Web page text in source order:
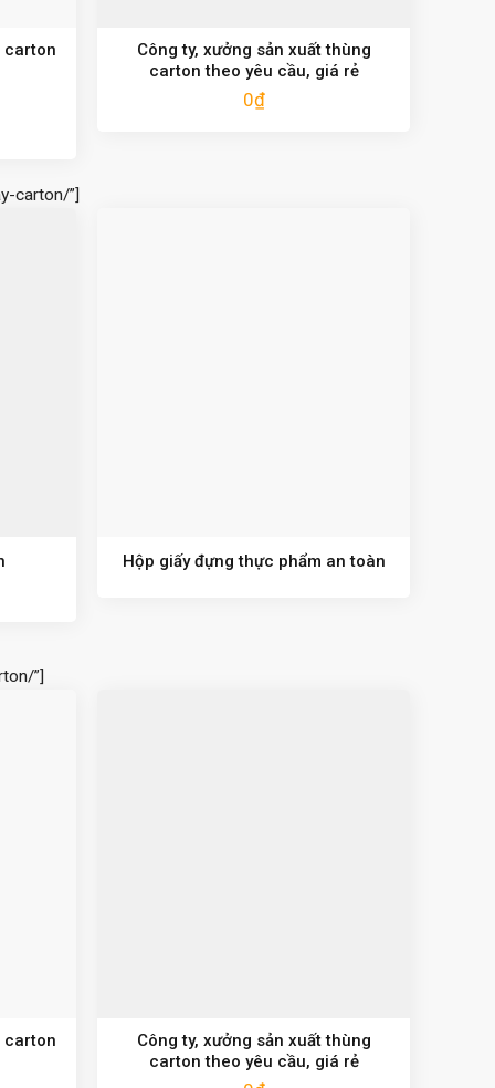
carton
Công ty, xưởng sản xuất thùng
carton theo yêu cầu, giá rẻ
0₫
carton/”]
Hộp giấy đựng thực phẩm an toàn
”]
carton
Công ty, xưởng sản xuất thùng
carton theo yêu cầu, giá rẻ